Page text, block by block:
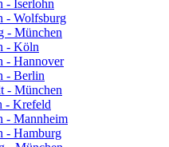
- Iserlohn
- Wolfsburg
- München
- Köln
- Hannover
- Berlin
- München
- Krefeld
- Mannheim
- Hamburg